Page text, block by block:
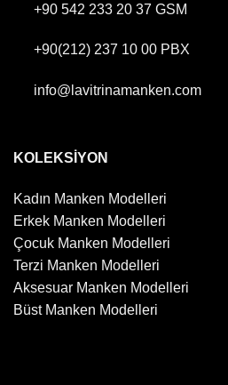
+90 542 233 20 37 GSM
+90(212) 237 10 00 PBX
info@lavitrinamanken.com
KOLEKSİYON
Kadın Manken Modelleri
Erkek Manken Modelleri
Çocuk Manken Modelleri
Terzi Manken Modelleri
Aksesuar Manken Modelleri
Büst Manken Modelleri